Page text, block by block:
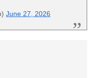
June 27, 2026